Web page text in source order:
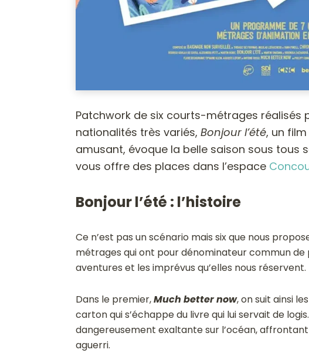
Patchwork de six courts-métrages réalisés
nationalités très variés, Bonjour l’été, un
amusant, évoque la belle saison sous tous
vous offre des places dans l’espace
Bonjour l’été : l’histoire
Ce n’est pas un scénario mais six que nous
métrages qui ont pour dénominateur commun
aventures et les imprévus qu’elles nous réservent.
Dans le premier,Much better now, on suit ainsi
carton qui s’échappe du livre qui lui servait de
dangereusement exaltante sur l’océan,
aguerri.